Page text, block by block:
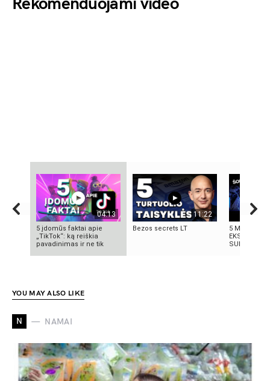
04:13
5 įdomūs faktai apie
„TikTok“: ką reiškia
pavadinimas ir ne tik
11:22
Bezos secrets LT
5
SUKRĖTĖ
YOU MAY ALSO LIKE
N NAMAI